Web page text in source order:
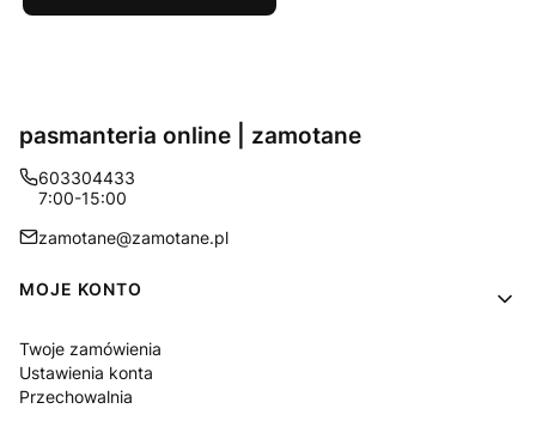
pasmanteria online | zamotane
603304433
7:00-15:00
zamotane@zamotane.pl
Linki w stopce
MOJE KONTO
Twoje zamówienia
Ustawienia konta
Przechowalnia